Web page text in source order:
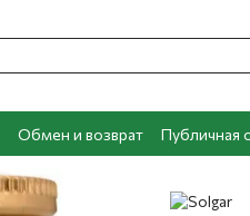
Обмен и возврат Публичная